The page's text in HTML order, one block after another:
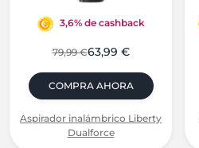
3,6% de cashback
79,99 €63,99 €
COMPRA AHORA
Aspirador inalámbrico Liberty
Dualforce